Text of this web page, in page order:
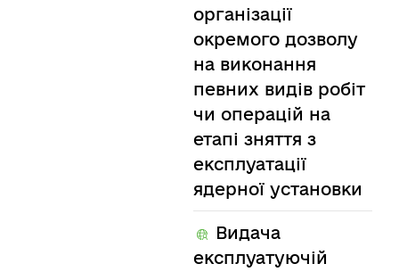
організації
окремого дозволу
на виконання
певних видів робіт
чи операцій на
етапі зняття з
експлуатації
ядерної установки
Видача
експлуатуючій